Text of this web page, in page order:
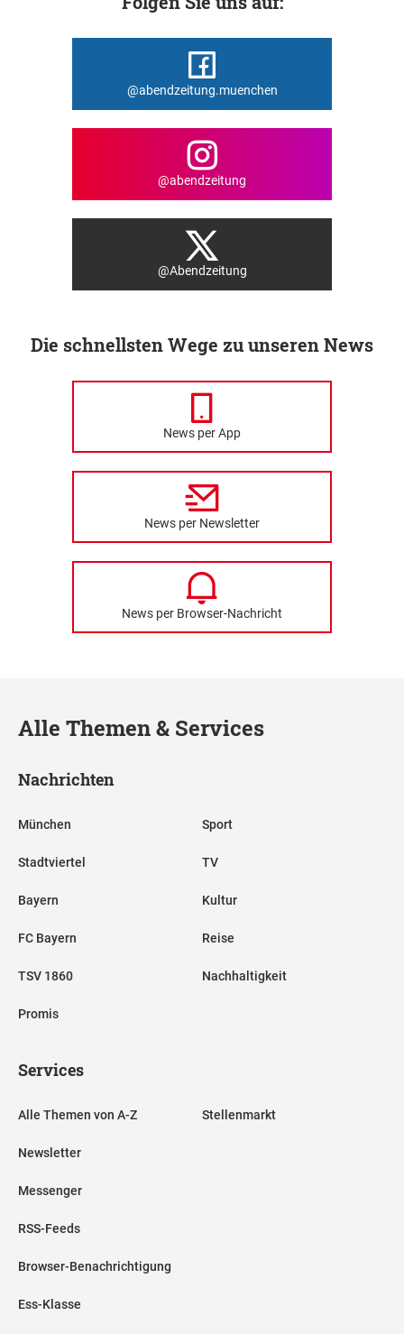
@abendzeitung.muenchen
@abendzeitung
@Abendzeitung
Die schnellsten Wege zu unseren News
News per App
News per Newsletter
News per Browser-Nachricht
Alle Themen & Services
Nachrichten
München
Stadtviertel
Bayern
FC Bayern
TSV 1860
Promis
Sport
TV
Kultur
Reise
Nachhaltigkeit
Services
Alle Themen von A-Z
Newsletter
Messenger
RSS-Feeds
Browser-Benachrichtigung
Ess-Klasse
Stellenmarkt